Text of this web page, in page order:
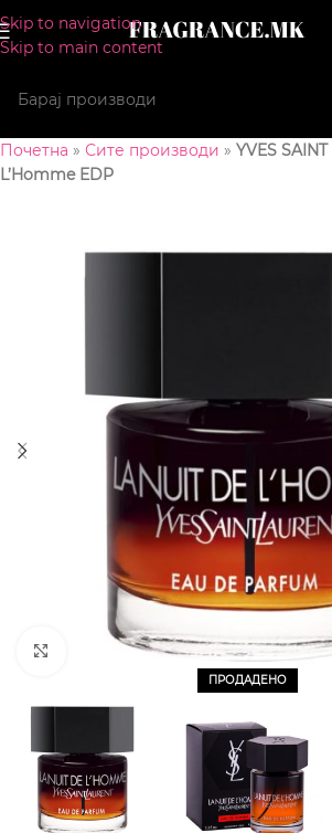
Skip to navigation
Skip to main content
Почетна » Сите производи » YVES
L’Homme EDP
ПРОДАДЕНО
CLICK TO ENLARGE